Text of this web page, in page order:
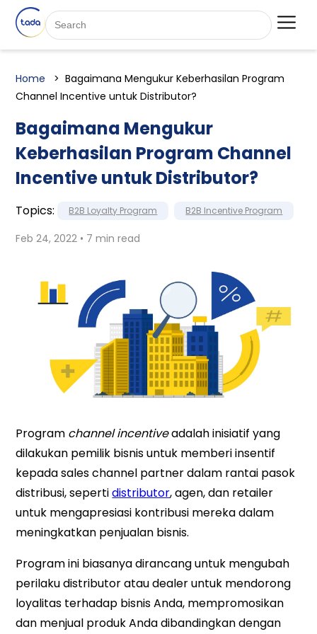
Home
Bagaimana Mengukur Keberhasilan Program
Channel Incentive untuk Distributor?
Bagaimana Mengukur
Keberhasilan Program Channel
Incentive untuk Distributor?
Topics: B2B Loyalty Program B2B Incentive Program
Feb 24, 2022 • 7 min read
Program channel incentiveadalah inisiatif yang
dilakukan pemilik bisnis untuk memberi insentif
kepada sales channel partner dalam rantai pasok
distribusi, sepertidistributor, agen, dan retailer
untuk mengapresiasi kontribusi mereka dalam
meningkatkan penjualan bisnis.
Program ini biasanya dirancang untuk mengubah
perilaku distributor atau dealer untuk mendorong
loyalitas terhadap bisnis Anda, mempromosikan
dan menjual produk Anda dibandingkan dengan